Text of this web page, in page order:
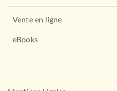
Vente en ligne
eBooks